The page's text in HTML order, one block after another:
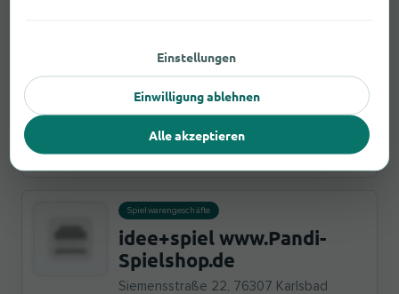
Schneidereien
Kerstin Brandt Maßmode
Alter Schlachthof, 11C, 76131 Karlsruhe
Spielwarengeschäfte
idee+spiel www.Pandi-
Spielshop.de
Siemensstraße 22, 76307 Karlsbad
Einstellungen
Einwilligung ablehnen
Alle akzeptieren